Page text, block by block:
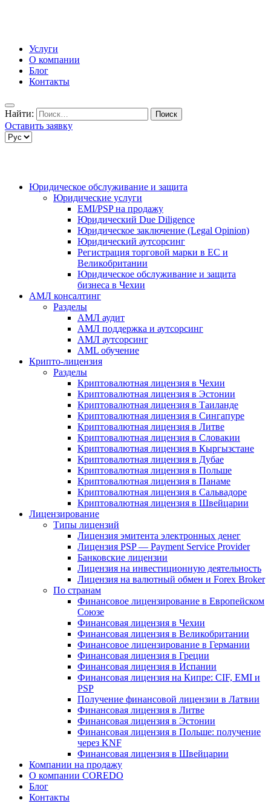
Услуги
О компании
Блог
Контакты
Найти:
Оставить заявку
Юридическое обслуживание и защита
Юридические услуги
EMI/PSP на продажу
Юридический Due Diligence
Юридическое заключение (Legal Opinion)
Юридический аутсорсинг
Регистрация торговой марки в ЕС и
Великобритании
Юридическое обслуживание и защита
бизнеса в Чехии
АМЛ консалтинг
Разделы
АМЛ аудит
АМЛ поддержка и аутсорсинг
АМЛ аутсорсинг
AML обучение
Крипто-лицензия
Разделы
Криптовалютная лицензия в Чехии
Криптовалютная лицензия в Эстонии
Криптовалютная лицензия в Таиланде
Криптовалютная лицензия в Сингапуре
Криптовалютная лицензия в Литве
Криптовалютная лицензия в Словакии
Криптовалютная лицензия в Кыргызстане
Криптовалютная лицензия в Дубае
Криптовалютная лицензия в Польше
Криптовалютная лицензия в Панаме
Криптовалютная лицензия в Сальвадоре
Криптовалютная лицензия в Швейцарии
Лицензирование
Типы лицензий
Лицензия эмитента электронных денег
Лицензия PSP — Payment Service Provider
Банковские лицензии
Лицензия на инвестиционную деятельность
Лицензия на валютный обмен и Forex Broker
По странам
Финансовое лицензирование в Европейском
Союзе
Финансовая лицензия в Чехии
Финансовая лицензия в Великобритании
Финансовое лицензирование в Германии
Финансовая лицензия в Греции
Финансовая лицензия в Испании
Финансовая лицензия на Кипре: CIF, EMI и
PSP
Получение финансовой лицензии в Латвии
Финансовая лицензия в Литве
Финансовая лицензия в Эстонии
Финансовая лицензия в Польше: получение
через KNF
Финансовая лицензия в Швейцарии
Компании на продажу
О компании COREDO
Блог
Контакты